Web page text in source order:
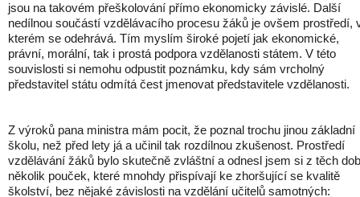
jsou na takovém přeškolování přímo ekonomicky závislé. Další
nedílnou součástí vzdělávacího procesu žáků je ovšem prostředí,
kterém se odehrává. Tím myslím široké pojetí jak ekonomické,
právní, morální, tak i prostá podpora vzdělanosti státem. V této
souvislosti si nemohu odpustit poznámku, kdy sám vrcholný
představitel státu odmítá čest jmenovat představitele vzdělanosti.
Z výroků pana ministra mám pocit, že poznal trochu jinou základní
školu, než před lety já a učinil tak rozdílnou zkušenost. Prostředí
vzdělávání žáků bylo skutečně zvláštní a odnesl jsem si z těch dob
několik pouček, které mnohdy přispívají ke zhoršující se kvalitě
školství, bez nějaké závislosti na vzdělání učitelů samotných: